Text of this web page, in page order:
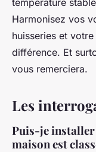
température
Harmonisez vos
huisseries et
différence. Et
vous remerciera.
Les
Puis-je installer
maison est